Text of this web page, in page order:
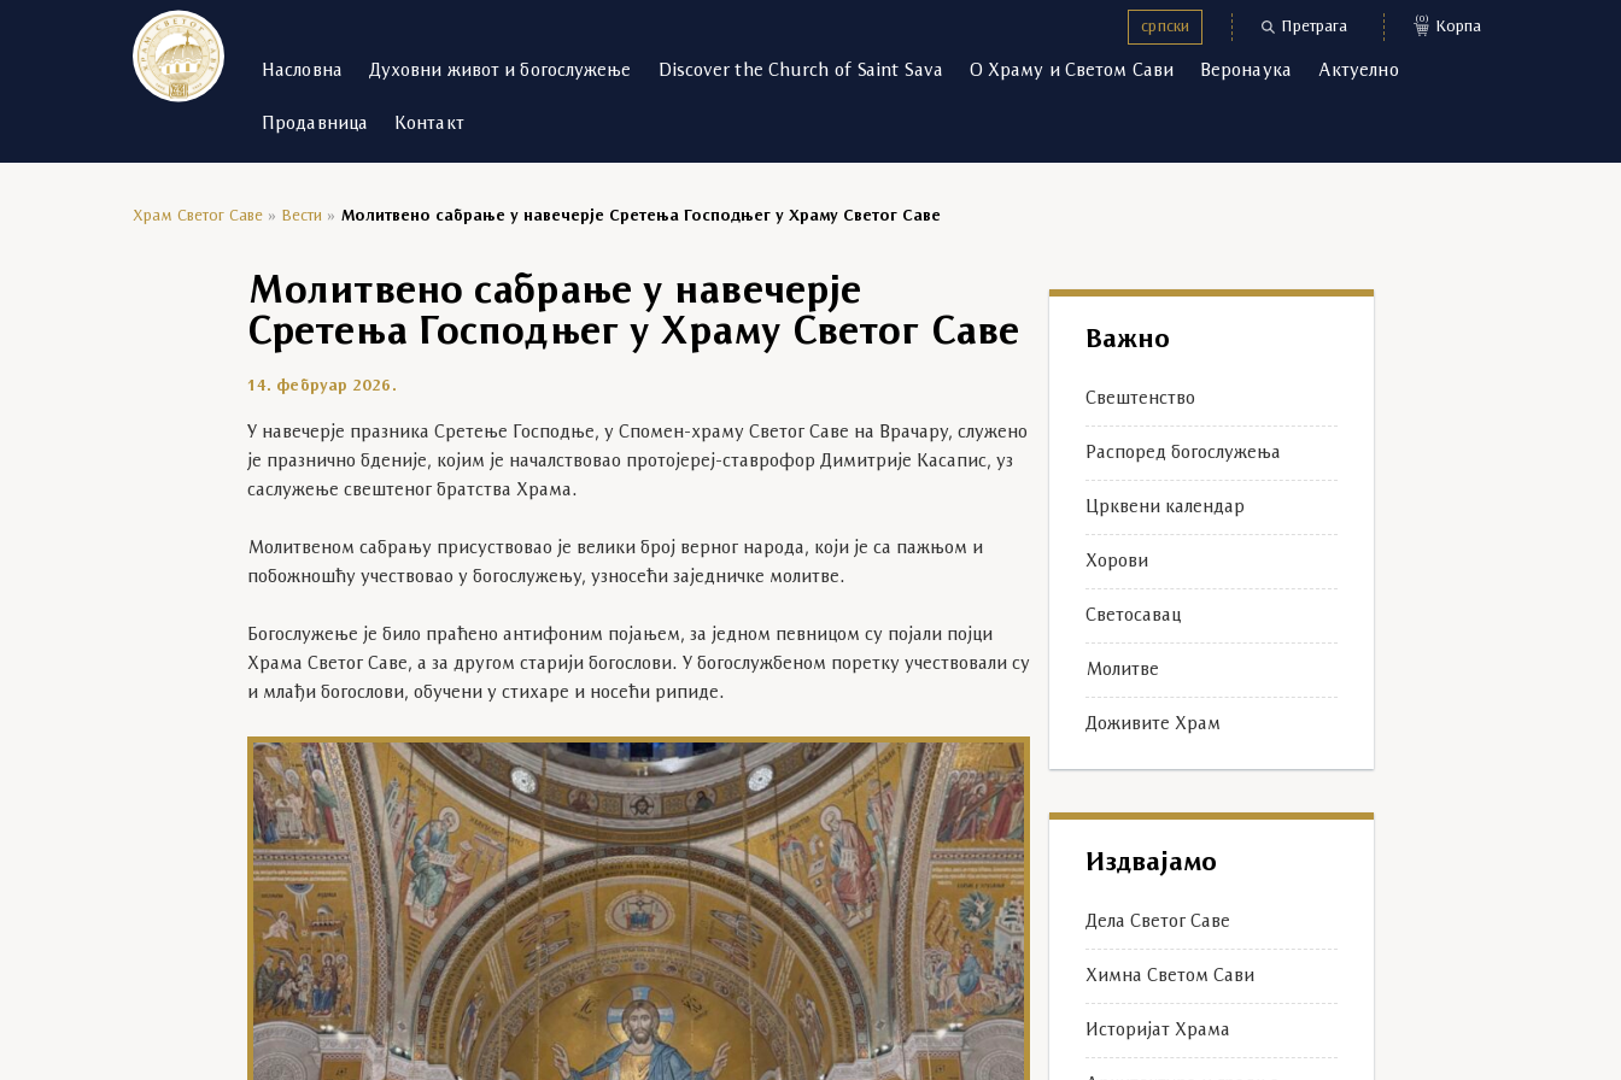
српски Претрага (0) Корпа
Насловна Духовни живот и богослужење Discover the Church of Saint Sava О Храму и Светом Сави Веронаука Актуелно
Продавница Контакт
Храм Светог Саве » Вести » Молитвено сабрање у навечерје Сретења Господњег у Храму Светог Саве
Молитвено сабрање у навечерје
Сретења Господњег у Храму Светог Саве
14. фебруар 2026.
У навечерје празника Сретење Господње, у Спомен-храму Светог Саве на Врачару, служено
је празнично бденије, којим је началствовао протојереј-ставрофор Димитрије Касапис, уз
саслужење свештеног братства Храма.
Молитвеном сабрању присуствовао је велики број верног народа, који је са пажњом и
побожношћу учествовао у богослужењу, узносећи заједничке молитве.
Богослужење је било праћено антифоним појањем, за једном певницом су појали појци
Храма Светог Саве, а за другом старији богослови. У богослужбеном поретку учествовали су
и млађи богослови, обучени у стихаре и носећи рипиде.
Важно
Свештенство
Распоред богослужења
Црквени календар
Хорови
Светосавац
Молитве
Доживите Храм
Издвајамо
Дела Светог Саве
Химна Светом Сави
Историјат Храма